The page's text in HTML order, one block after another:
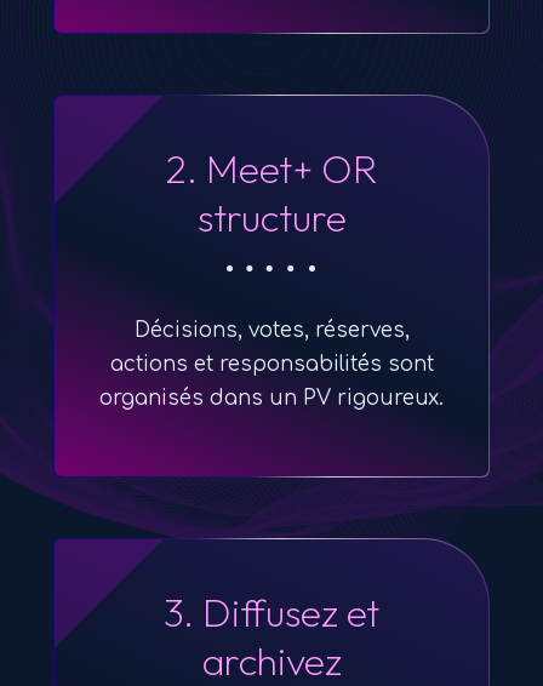
2. Meet+ OR
structure
Décisions, votes, réserves,
actions et responsabilités sont
organisés dans un PV rigoureux.
3. Diffusez et
archivez